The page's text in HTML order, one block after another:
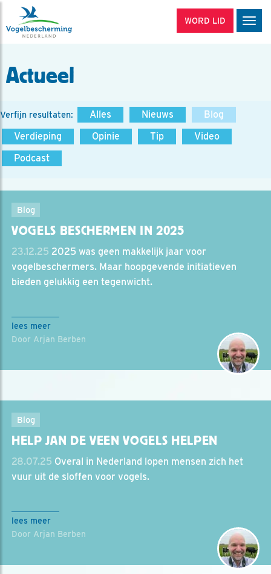
WORD LID
Actueel
Verfijn resultaten: Alles Nieuws
Blog
Verdieping
Opinie Tip
Video
Podcast
Blog
VOGELS BESCHERMEN IN 2025
23.12.25 2025 was geen makkelijk jaar voor
vogelbeschermers. Maar hoopgevende initiatieven
bieden gelukkig een tegenwicht.
lees meer
Door Arjan Berben
Blog
HELP JAN DE VEEN VOGELS HELPEN
28.07.25 Overal in Nederland lopen mensen zich het
vuur uit de sloffen voor vogels.
lees meer
Door Arjan Berben